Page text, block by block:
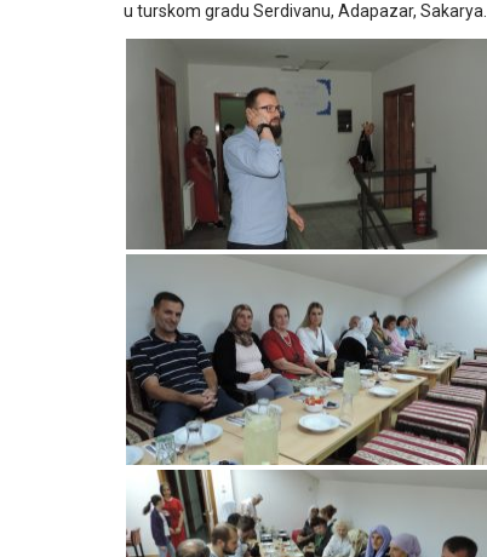
u turskom gradu Serdivanu, Adapazar, Sakarya.